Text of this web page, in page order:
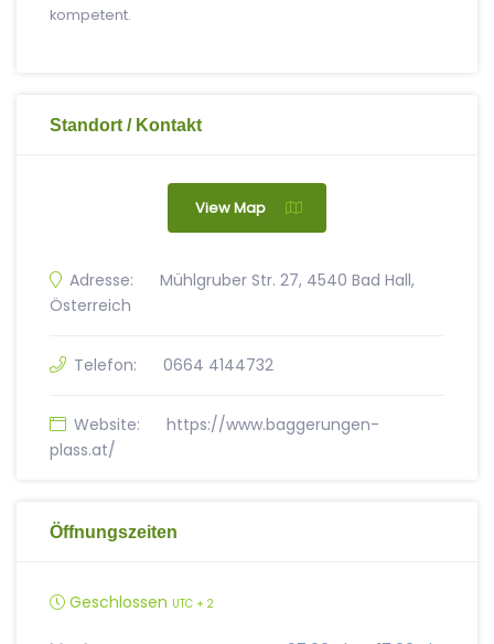
kompetent.
Standort / Kontakt
View Map
Adresse:
Mühlgruber Str. 27, 4540 Bad Hall,
Österreich
Telefon: 0664 4144732
Website:
https://www.baggerungen-
plass.at/
Öffnungszeiten
Geschlossen UTC + 2